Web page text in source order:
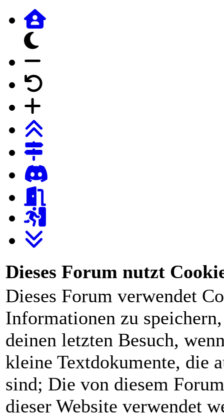
dunkles Design
Schrift auf Forumstandard
Schrift vergrössern
Login
Registrierung
Dieses Forum nutzt
Dieses Forum verwendet
Informationen zu
deinen letzten Besuch,
kleine Textdokumente, die
sind; Die von diesem
dieser Website verwendet